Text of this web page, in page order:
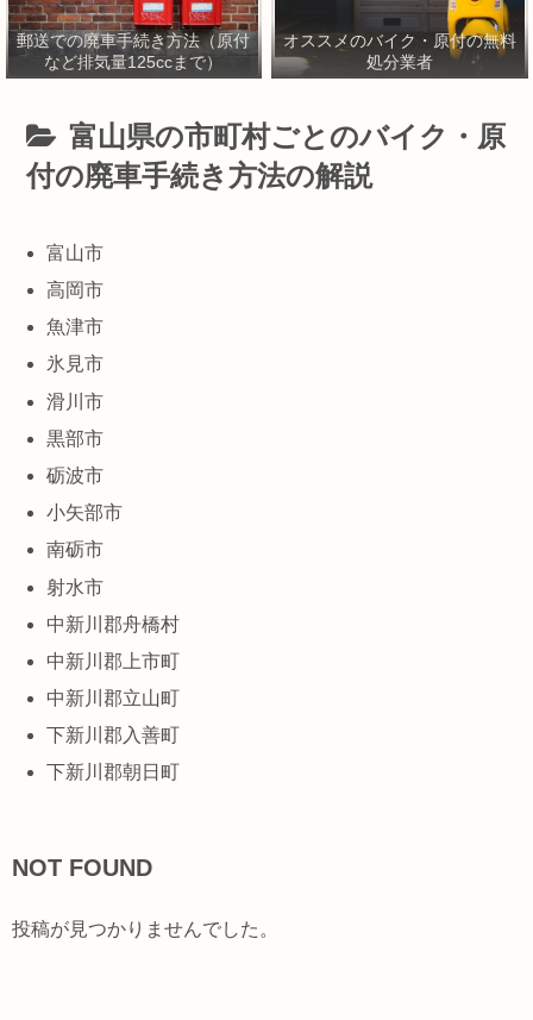
郵送での廃車手続き方法（原付
など排気量125ccまで）
オススメのバイク・原付の無料
処分業者
富山県の市町村ごとのバイク・原
付の廃車手続き方法の解説
富山市
高岡市
魚津市
氷見市
滑川市
黒部市
砺波市
小矢部市
南砺市
射水市
中新川郡舟橋村
中新川郡上市町
中新川郡立山町
下新川郡入善町
下新川郡朝日町
NOT FOUND
投稿が見つかりませんでした。